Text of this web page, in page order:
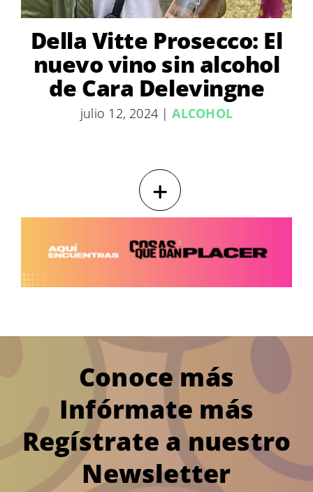
Della Vitte Prosecco: El
nuevo vino sin alcohol
de Cara Delevingne
julio 12, 2024 | ALCOHOL
+
Conoce más
Infórmate más
Regístrate a nuestro
Newsletter